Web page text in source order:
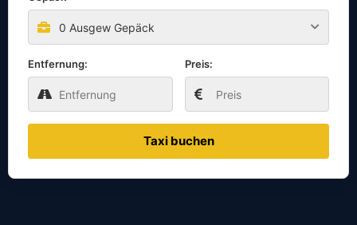
0 Ausgew Gepäck
Entfernung: Preis:
Taxi buchen